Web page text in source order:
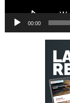
00:00